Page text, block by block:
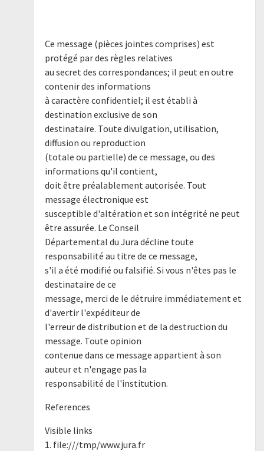
Ce message (pièces jointes comprises) est
protégé par des règles relatives
au secret des correspondances; il peut en outre
contenir des informations
à caractère confidentiel; il est établi à
destination exclusive de son
destinataire. Toute divulgation, utilisation,
diffusion ou reproduction
(totale ou partielle) de ce message, ou des
informations qu'il contient,
doit être préalablement autorisée. Tout
message électronique est
susceptible d'altération et son intégrité ne peut
être assurée. Le Conseil
Départemental du Jura décline toute
responsabilité au titre de ce message,
s'il a été modifié ou falsifié. Si vous n'êtes pas le
destinataire de ce
message, merci de le détruire immédiatement et
d'avertir l'expéditeur de
l'erreur de distribution et de la destruction du
message. Toute opinion
contenue dans ce message appartient à son
auteur et n'engage pas la
responsabilité de l'institution.
References
Visible links
1. file:///tmp/www.jura.fr